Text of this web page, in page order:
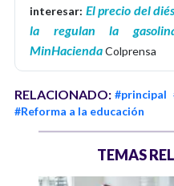
interesar: El precio del
la regulan la
MinHaciendaColprensa
RELACIONADO: #principal
#Reforma a la educación
TEMAS